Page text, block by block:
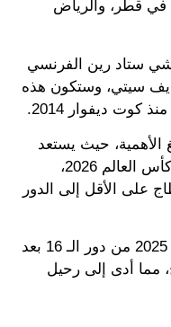
في قطر، والرياض
ستاد رين الفرنسي
سيتي، وستكون هذه
ديفوار 2014.
الأهمية، حيث يستعد
المنتخب التونسي لخوض تصفيات كأس العالم 2026،
على الأقل إلى الدور
يذكر أن تونس ودّعت كأس أفريقيا 2025 من دور الـ 16 بعد
مما أدى إلى رحيل